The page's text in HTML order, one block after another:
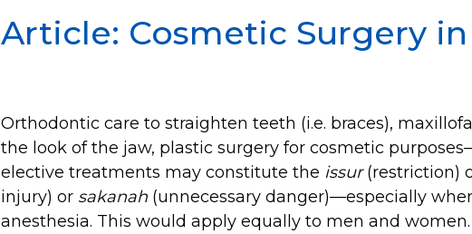
Article: Cosmetic Surgery
Orthodontic care to straighten teeth (i.e. braces),
the look of the jaw, plastic surgery for cosmetic
elective treatments may constitute the issur(restriction)
injury) or sakanah (unnecessary danger)—especially
anesthesia. This would apply equally to men and